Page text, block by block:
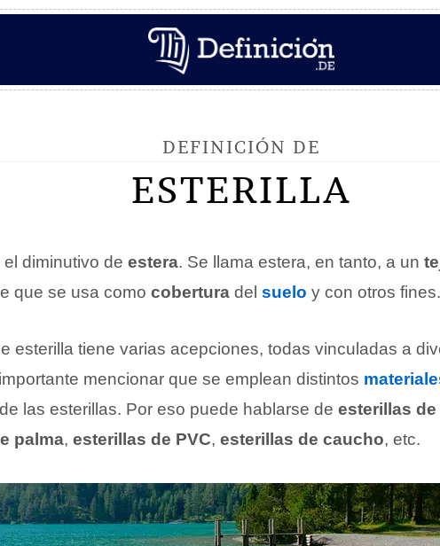
DEFINICIÓN DE
ESTERILLA
el diminutivo de estera. Se llama estera, en tanto, a un
que se usa como cobertura del suelo y con otros fines.
esterilla tiene varias acepciones, todas vinculadas a
mencionar que se emplean distintos
las esterillas. Por eso puede hablarse de esterillas
palma, esterillas de PVC, esterillas de caucho, etc.